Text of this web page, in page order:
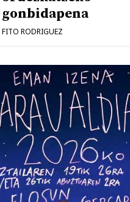
gonbidapena
FITO RODRIGUEZ